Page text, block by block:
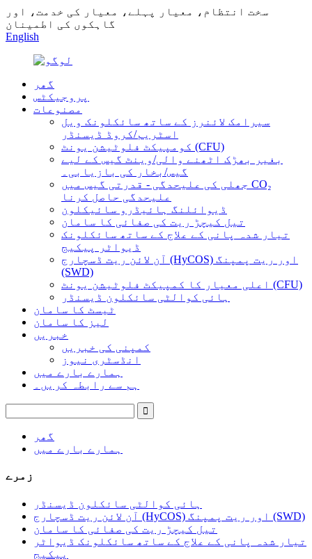
سخت انتظام، معیار پہلے، معیار کی خدمت، اور
گاہکوں کی اطمینان
English
گھر
پروجیکٹس
مصنوعات
سیرامک ​​لائنرز کے ساتھ سائکلونک ویل
اسٹریم/کروڈ ڈیسنڈر
کومپیکٹ فلوٹیشن یونٹ (CFU)
بغیر بھڑک اٹھنے والی/وینٹ گیس کے لیے
گیس/بخار کی بازیابی۔
جھلی کی علیحدگی - قدرتی گیس میں CO₂
علیحدگی حاصل کرنا
ڈیوائلنگ ہائیڈرو سائیکلون
تیل کیچڑ ریت کی صفائی کا سامان
تیار شدہ پانی کے علاج کے ساتھ سائکلونک
ڈیواٹر پیکیج
آن لائن ریت ڈسچارج (HyCOS) اور ریت پمپنگ
(SWD)
اعلی معیار کا کمپیکٹ فلوٹیشن یونٹ (CFU)
ہائی کوالٹی سائکلون ڈیسنڈر
ٹیسٹ کا سامان
لیز کا سامان
خبریں
کمپنی کی خبریں
انڈسٹری نیوز
ہمارے بارے میں
ہم سے رابطہ کریں۔
گھر
ہمارے بارے میں
زمرے
ہائی کوالٹی سائکلون ڈیسنڈر
آن لائن ریت ڈسچارج (HyCOS) اور ریت پمپنگ (SWD)
تیل کیچڑ ریت کی صفائی کا سامان
تیار شدہ پانی کے علاج کے ساتھ سائکلونک ڈیواٹر
پیکیج